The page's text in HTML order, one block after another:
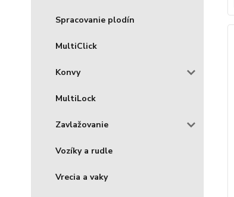
Spracovanie plodín
MultiClick
Konvy
MultiLock
Zavlažovanie
Vozíky a rudle
Vrecia a vaky